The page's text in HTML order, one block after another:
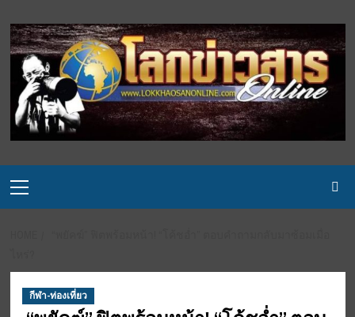
to
content
Menu
กีฬา-ท่องเที่ยว